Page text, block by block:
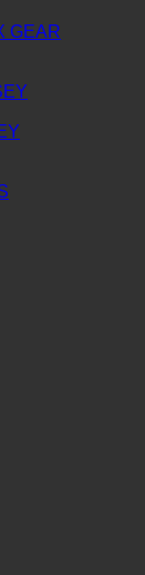
GEAR